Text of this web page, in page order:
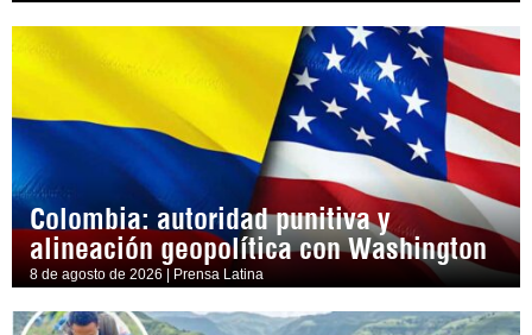
Colombia: autoridad punitiva y
alineación geopolítica con Washington
8 de agosto de 2026 | Prensa Latina